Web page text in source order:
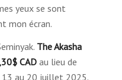
yeux se sont
mon écran.
The Akasha
CADau lieu de
au 20 juillet 2025.